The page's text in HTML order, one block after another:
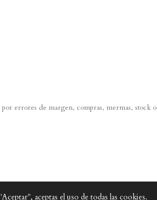
aceptas el uso de todas las cookies.
errores de margen, compras, mermas, stock o